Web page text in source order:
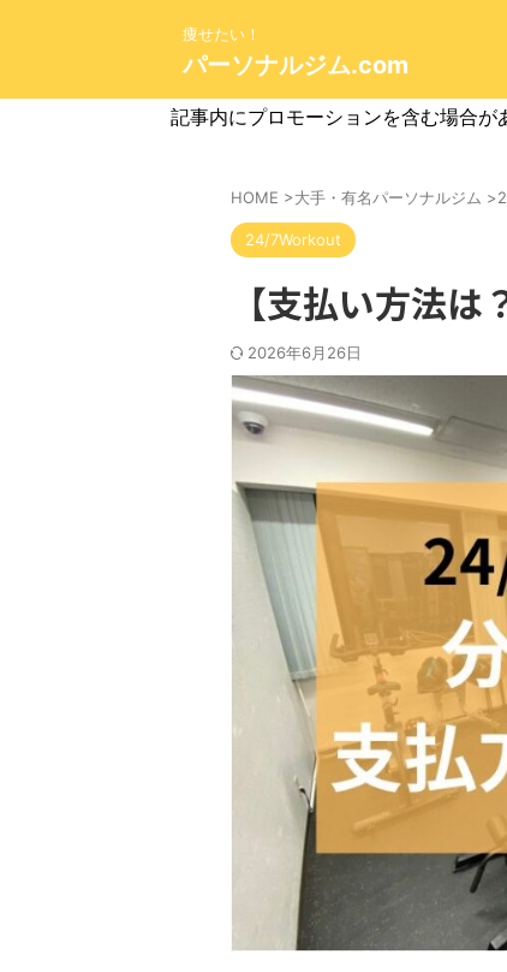
痩せたい！
パーソナルジム.com
記事内にプロモーションを含む場合が
HOME >大手・有名パーソナルジム >
24/7Workout
【支払い方法
2026年6月26日